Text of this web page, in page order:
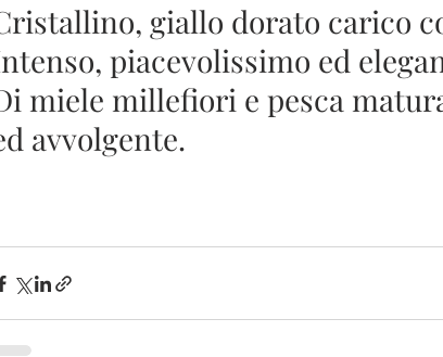
giallo dorato carico
piacevolissimo ed
miele millefiori e pesca
avvolgente.